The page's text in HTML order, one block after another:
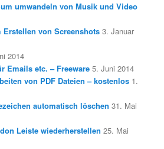
umwandeln von Musik und Video
Erstellen von Screenshots 3. Januar
2014
Emails etc. – Freeware 5. Juni 2014
von PDF Dateien – kostenlos 1.
automatisch löschen 31. Mai
Leiste wiederherstellen 25. Mai